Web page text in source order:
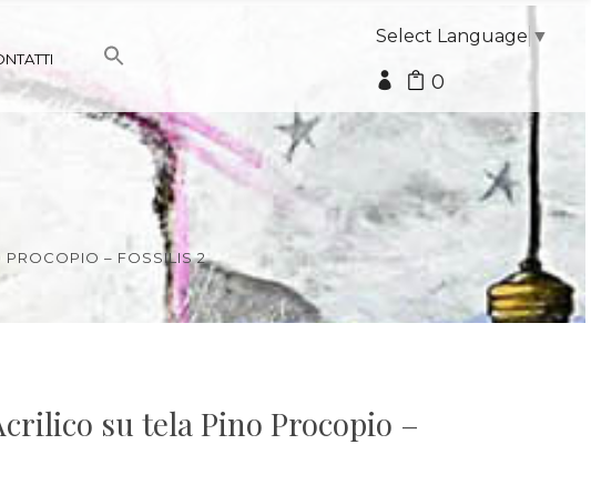
Select Language ▼
0
PROCOPIO – FOSSILIS 2
su tela Pino Procopio –